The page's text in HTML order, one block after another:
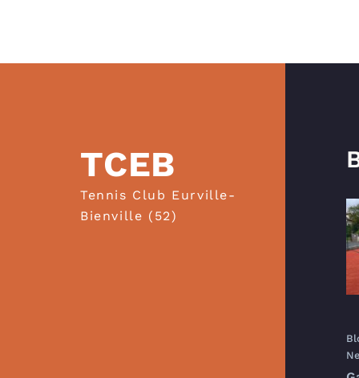
TCEB
Tennis Club Eurville-
Bienville (52)